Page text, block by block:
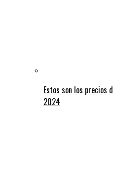
Estos son los precios
2024